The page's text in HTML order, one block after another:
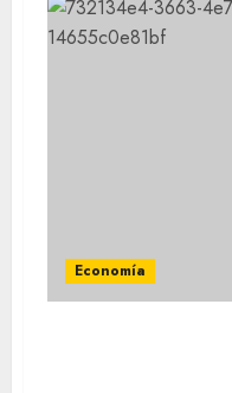
Economía